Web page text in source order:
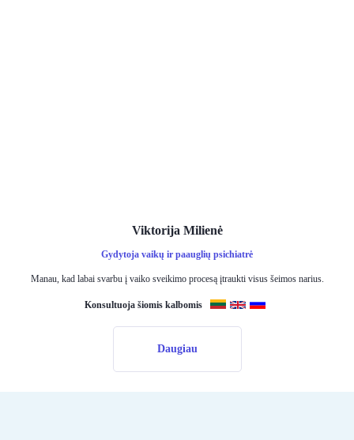
Viktorija Milienė
Gydytoja vaikų ir paauglių psichiatrė
Manau, kad labai svarbu į vaiko sveikimo procesą įtraukti visus šeimos narius.
Konsultuoja šiomis kalbomis
Daugiau